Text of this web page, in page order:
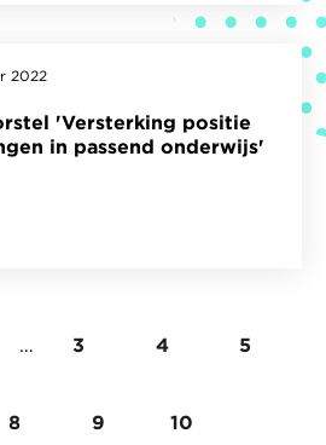
2022
'Versterking positie
in passend onderwijs'
… Pagina
3 Pagina
4 Pagina
5
Pagina
8 Pagina
9 Pagina
10